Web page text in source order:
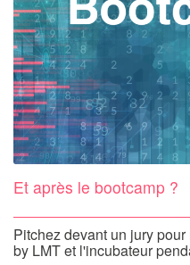
Et après le bootcamp ?
Pitchez devant un jury
by LMT et l'incubateur